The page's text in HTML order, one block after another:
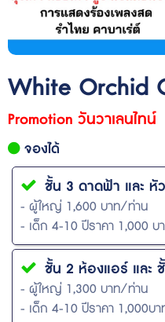
White Orchid
Promotion วันวาเลนไทน์
จองได้
ชั้น 3 ดาดฟ้า และ หั
- ผู้ใหญ่ 1,600 บาท/ท่าน
- เด็ก 4-10 ปีราคา 1,000
ชั้น 2 ห้องแอร์ และ
- ผู้ใหญ่ 1,300 บาท/ท่าน
- เด็ก 4-10 ปีราคา 1,000บ